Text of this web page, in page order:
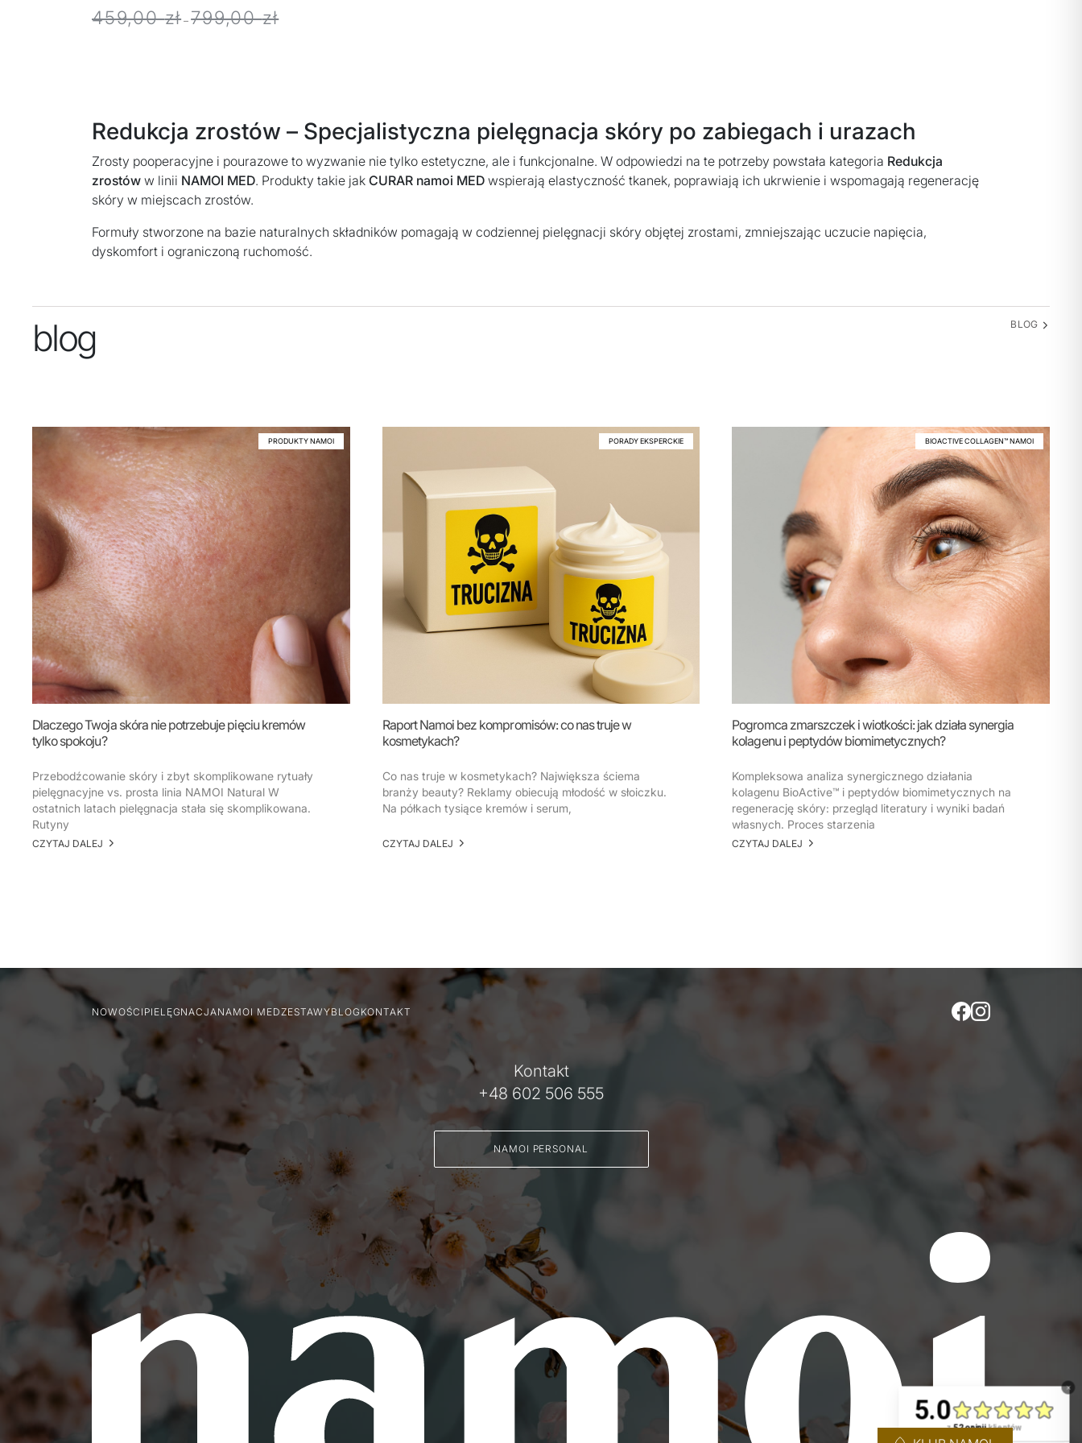
459,00zł –799,00zł
Redukcja zrostów – Specjalistyczna pielęgnacja skóry po zabiegach i urazach
Zrosty pooperacyjne i pourazowe to wyzwanie nie tylko estetyczne, ale i funkcjonalne. W odpowiedzi na te potrzeby powstała kategoria Redukcja
zrostów w linii NAMOI MED. Produkty takie jak CURAR namoi MED wspierają elastyczność tkanek, poprawiają ich ukrwienie i wspomagają regenerację
skóry w miejscach zrostów.
Formuły stworzone na bazie naturalnych składników pomagają w codziennej pielęgnacji skóry objętej zrostami, zmniejszając uczucie napięcia,
dyskomfort i ograniczoną ruchomość.
blog BLOG
PRODUKTY NAMOI
Dlaczego Twoja skóra nie potrzebuje pięciu kremów
tylko spokoju?
Przebodźcowanie skóry i zbyt skomplikowane rytuały
pielęgnacyjne vs. prosta linia NAMOI Natural W
ostatnich latach pielęgnacja stała się skomplikowana.
Rutyny
CZYTAJ DALEJ
PORADY EKSPERCKIE
Raport Namoi bez kompromisów: co nas truje w
kosmetykach?
Co nas truje w kosmetykach? Największa ściema
branży beauty? Reklamy obiecują młodość w słoiczku.
Na półkach tysiące kremów i serum,
CZYTAJ DALEJ
BIOACTIVE COLLAGEN™ NAMOI
Pogromca zmarszczek i wiotkości: jak działa synergia
kolagenu i peptydów biomimetycznych?
Kompleksowa analiza synergicznego działania
kolagenu BioActive™ i peptydów biomimetycznych na
regenerację skóry: przegląd literatury i wyniki badań
własnych. Proces starzenia
CZYTAJ DALEJ
NOWOŚCI PIELĘGNACJANAMOI MEDZESTAWYBLOG KONTAKT
Kontakt
+48 602 506 555
NAMOI PERSONAL